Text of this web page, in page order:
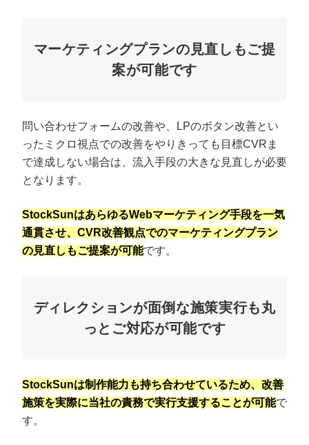
マーケティングプランの見直しもご提
案が可能です
問い合わせフォームの改善や、LPのボタン改善とい
ったミクロ視点での改善をやりきっても目標CVRま
で達成しない場合は、流入手段の大きな見直しが必要
となります。
StockSunはあらゆるWebマーケティング手段を一気
通貫させ、CVR改善観点でのマーケティングプラン
の見直しもご提案が可能です。
ディレクションが面倒な施策実行も丸
っとご対応が可能です
StockSunは制作能力も持ち合わせているため、改善
施策を実際に当社の責務で実行支援することが可能で
す。